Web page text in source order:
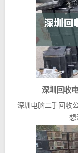
深圳回收
深圳电脑二手回收
想